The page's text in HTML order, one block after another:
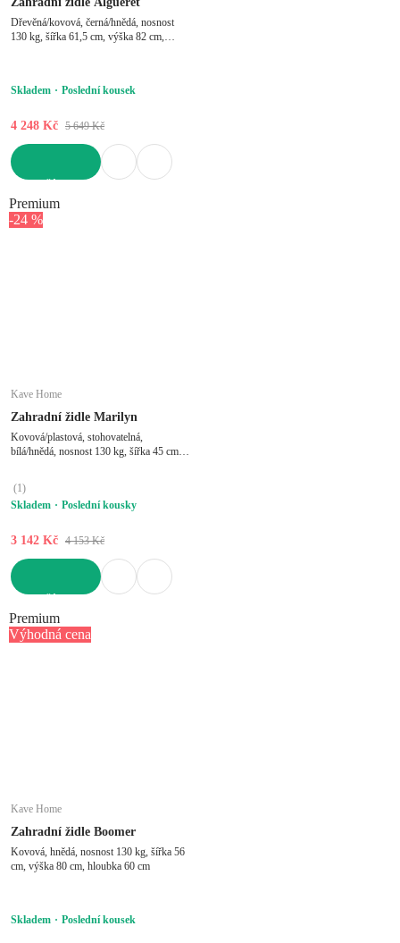
Dřevěná/kovová, černá/hnědá, nosnost
130 kg, šířka 61,5 cm, výška 82 cm,
Skladem Poslední kousek
4 248 Kč 5 649 Kč
Premium
-24 %
Kave Home
Zahradní židle Marilyn
Kovová/plastová, stohovatelná,
bílá/hnědá, nosnost 130 kg, šířka 45 cm,
(1)
Skladem
Poslední kousky
3 142 Kč 4 153 Kč
Premium
Výhodná cena
Kave Home
Zahradní židle Boomer
Kovová, hnědá, nosnost 130 kg, šířka 56
cm, výška 80 cm, hloubka 60 cm
Skladem Poslední kousek